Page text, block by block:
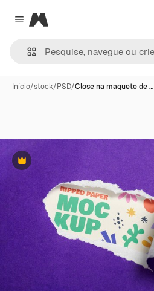
Close menu
Magnific
Início/stock/PSD/Close na maquete de …
Premium